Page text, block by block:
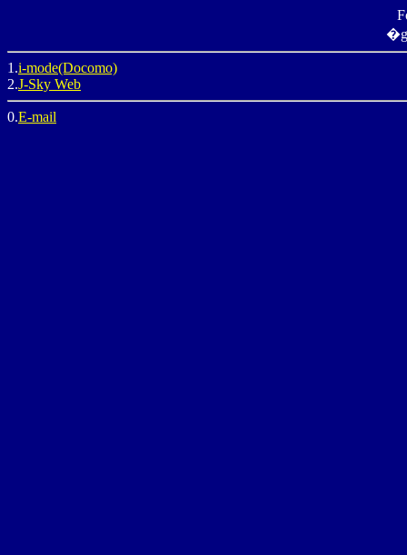
1.i-mode(Docomo)
2.J-Sky Web
0.E-mail